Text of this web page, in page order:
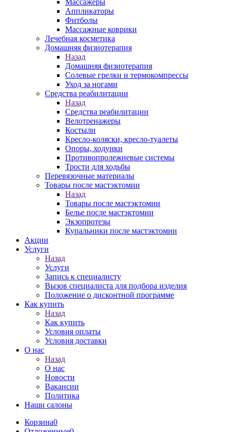
Массажеры
Аппликаторы
Фитболы
Массажные коврики
Лечебная косметика
Домашняя физиотерапия
Назад
Домашняя физиотерапия
Солевые грелки и термокомпрессы
Уход за ногами
Средства реабилитации
Назад
Средства реабилитации
Велотренажеры
Костыли
Кресло-коляски, кресло-туалеты
Опоры, ходунки
Противопролежневые системы
Трости для ходьбы
Перевязочные материалы
Товары после мастэктомии
Назад
Товары после мастэктомии
Белье после мастэктомии
Экзопротезы
Купальники после мастэктомии
Акции
Услуги
Назад
Услуги
Запись к специалисту
Вызов специалиста для подбора изделия
Положение о дисконтной программе
Как купить
Назад
Как купить
Условия оплаты
Условия доставки
О нас
Назад
О нас
Новости
Вакансии
Политика
Наши салоны
Корзина0